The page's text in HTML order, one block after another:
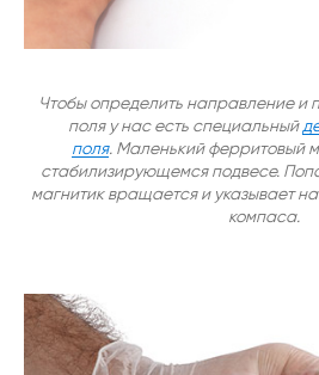
Чтобы определить направление и
поля у нас есть специальный
поля. Маленький ферритовый
стабилизирующемся подвесе.
магнитик вращается и указывает
компаса.